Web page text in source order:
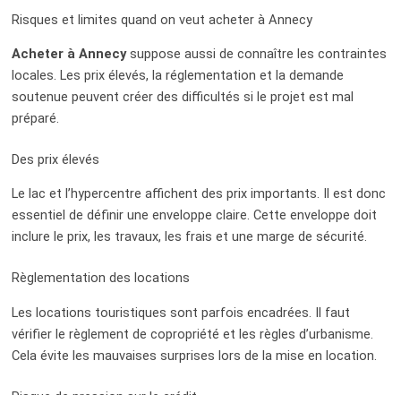
Risques et limites quand on veut acheter à Annecy
Acheter à Annecysuppose aussi de connaître les contraintes
locales. Les prix élevés, la réglementation et la demande
soutenue peuvent créer des difficultés si le projet est mal
préparé.
Des prix élevés
Le lac et l’hypercentre affichent des prix importants. Il est donc
essentiel de définir une enveloppe claire. Cette enveloppe doit
inclure le prix, les travaux, les frais et une marge de sécurité.
Règlementation des locations
Les locations touristiques sont parfois encadrées. Il faut
vérifier le règlement de copropriété et les règles d’urbanisme.
Cela évite les mauvaises surprises lors de la mise en location.